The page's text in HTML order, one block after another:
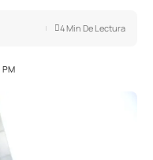
PM
4 Min De Lectura